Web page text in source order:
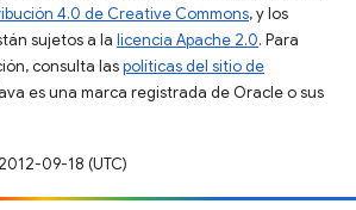
4.0 de Creative Commons, y los
sujetos a la licencia Apache 2.0. Para
consulta laspolíticas del sitio de
es una marca registrada de Oracle o sus
09-18 (UTC)